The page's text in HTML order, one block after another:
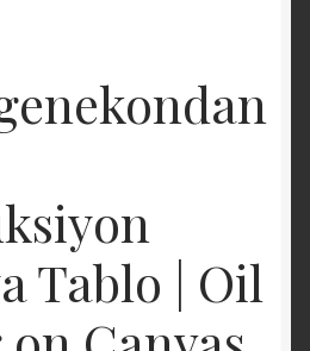
Tablo | Oil